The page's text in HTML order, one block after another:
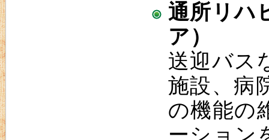
通所リハ
ア）
送迎バス
施設、病
の機能の
ーション